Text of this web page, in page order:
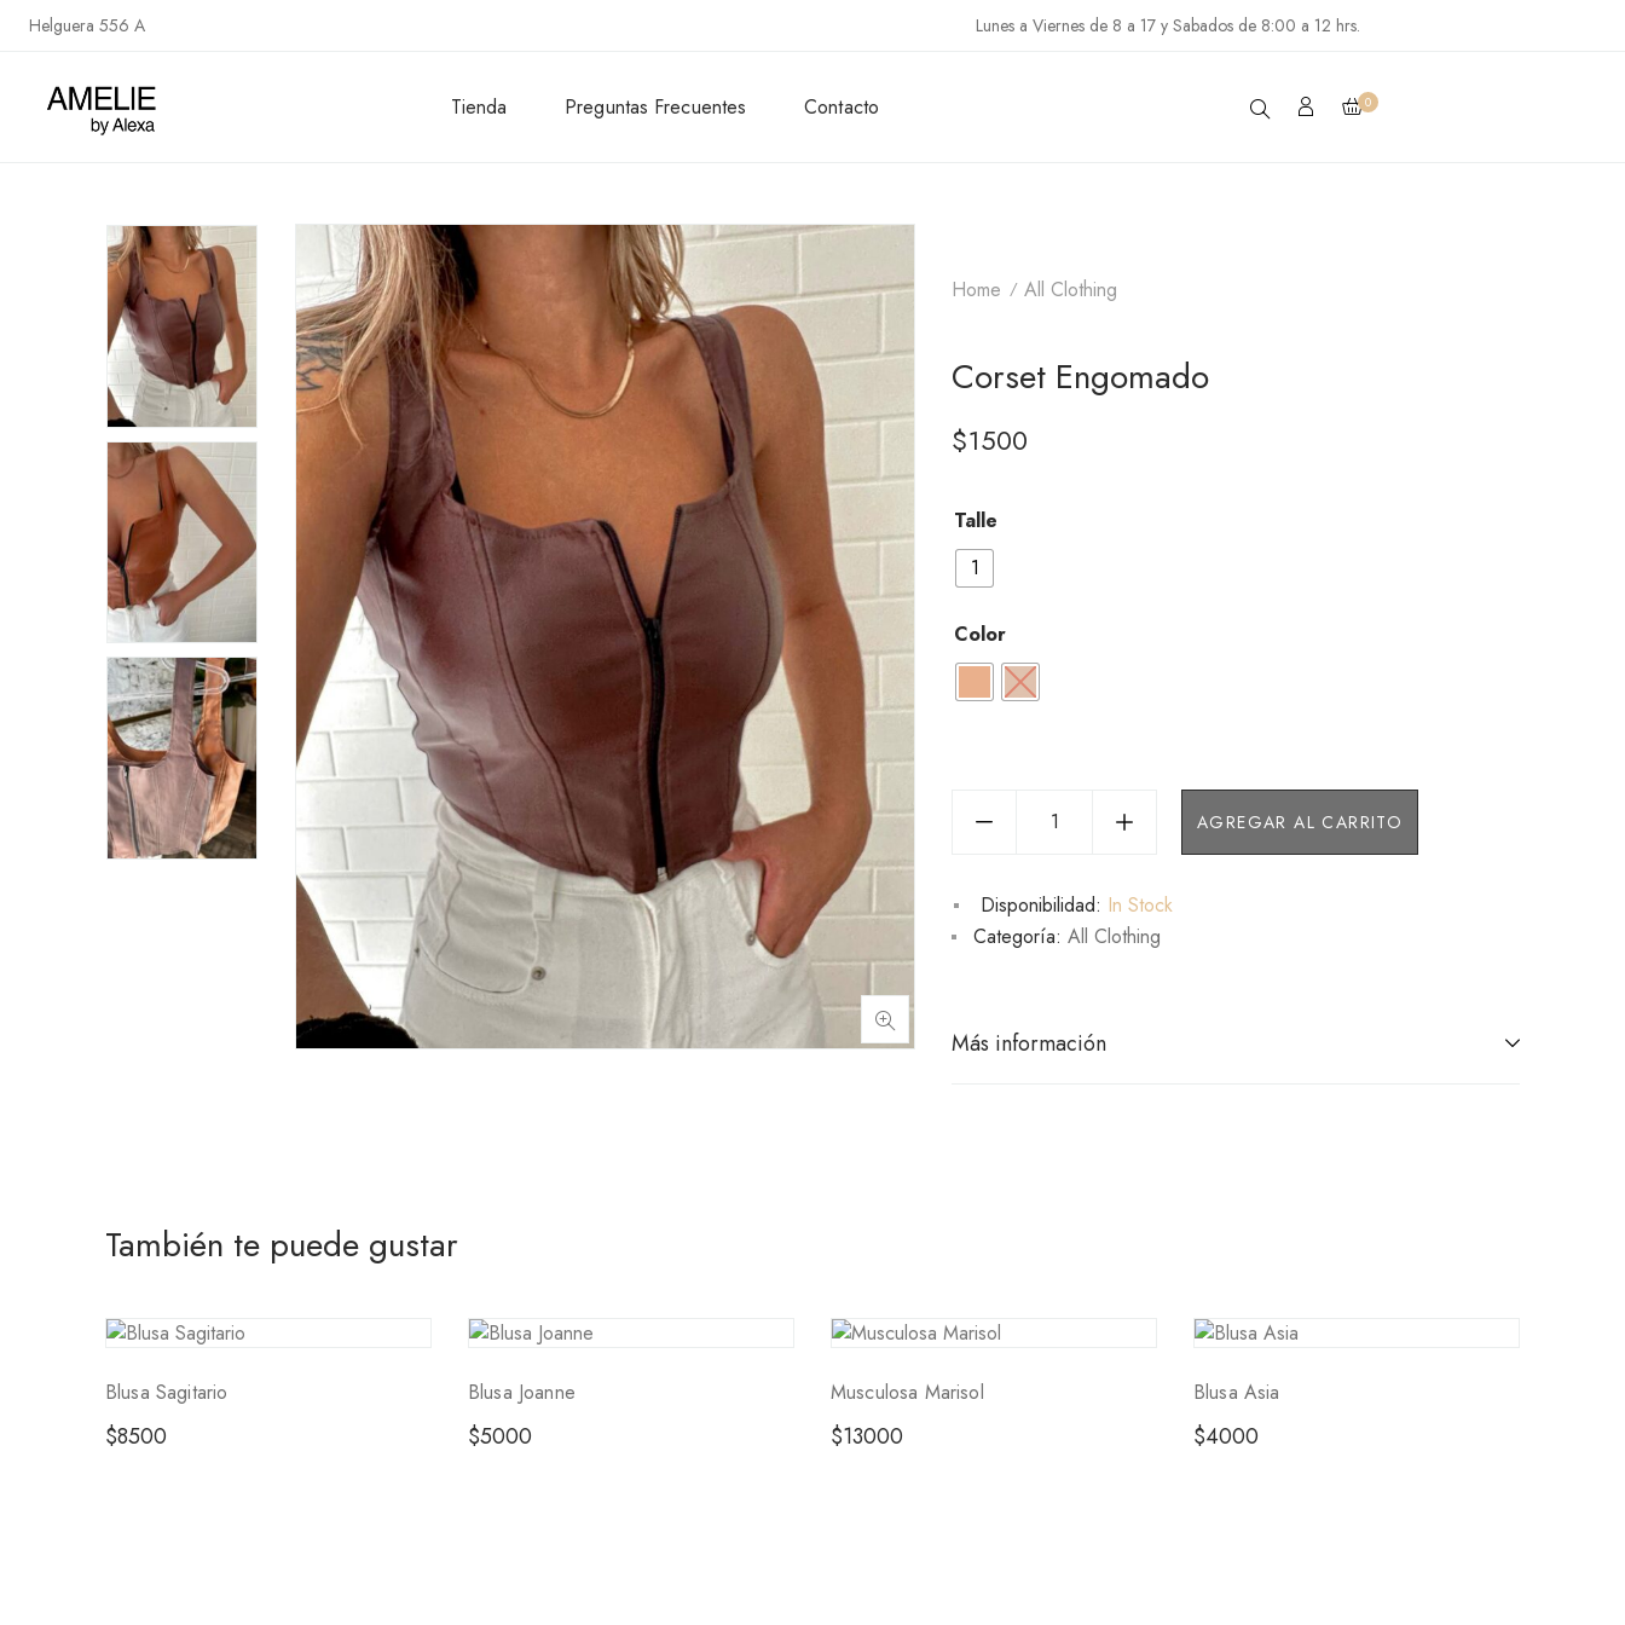
Helguera 556 A Lunes a Viernes de 8 a 17 y Sabados de 8:00 a 12 hrs.
Tienda Preguntas Frecuentes Contacto 0
Home All Clothing
Corset Engomado
$1500
Talle
1
Color
AGREGAR AL CARRITO
Disponibilidad: In Stock
Categoría: All Clothing
Más información
También te puede gustar
Blusa Sagitario
$8500
Blusa Joanne
$5000
Musculosa Marisol
$13000
Blusa Asia
$4000